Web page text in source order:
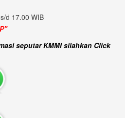
d 17.00 WIB
seputar KMMI silahkan Click